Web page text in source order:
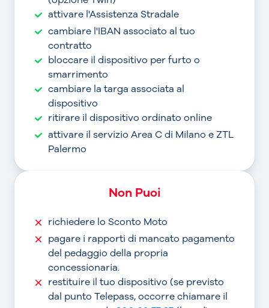
attivare l'Assistenza Stradale
cambiare l'IBAN associato al tuo
contratto
bloccare il dispositivo per furto o
smarrimento
cambiare la targa associata al
dispositivo
ritirare il dispositivo ordinato online
attivare il servizio Area C di Milano e ZTL
Palermo
Non Puoi
richiedere lo Sconto Moto
pagare i rapporti di mancato pagamento
del pedaggio della propria
concessionaria.
restituire il tuo dispositivo (se previsto
dal punto Telepass, occorre chiamare il